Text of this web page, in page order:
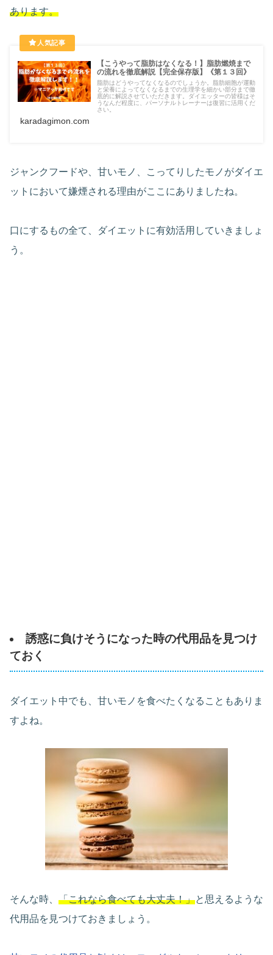
あります。
【こうやって脂肪はなくなる！】脂肪燃焼まで
の流れを徹底解説【完全保存版】《第１３回》
脂肪はどうやってなくなるのでしょうか。脂肪細胞が運動
と栄養によってなくなるまでの生理学を細かい部分まで徹
底的に解説させていただきます。ダイエッターの皆様はそ
うなんだ程度に、パーソナルトレーナーは復習に活用くだ
さい。
karadagimon.com
ジャンクフードや、甘いモノ、こってりしたモノがダイエ
ットにおいて嫌煙される理由がここにありましたね。
口にするもの全て、ダイエットに有効活用していきましょ
う。
誘惑に負けそうになった時の代用品を見つけ
ておく
ダイエット中でも、甘いモノを食べたくなることもありま
すよね。
そんな時、 「これなら食べても大丈夫！」と思えるような
代用品を見つけておきましょう。